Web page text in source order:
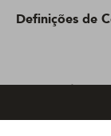
Definições de
Location